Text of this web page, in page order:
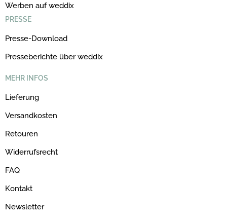
Werben auf weddix
PRESSE
Presse-Download
Presseberichte über weddix
MEHR INFOS
Lieferung
Versandkosten
Retouren
Widerrufsrecht
FAQ
Kontakt
Newsletter